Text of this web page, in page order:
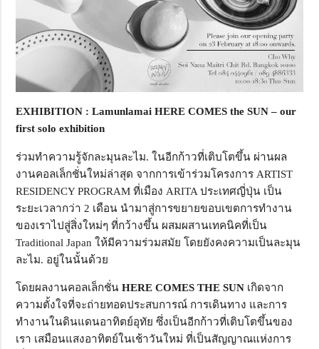
EXHIBITION : Lamunlamai HERE COMES the SUN – our
first solo exhibition
ร่วมทำความรู้จักละมุนละไม. ในอีกก้าวที่เติบโตขึ้น ผ่านผล
งานคอลเล็กชั่นใหม่ล่าสุด จากการเข้าร่วมโครงการ ARTIST
RESIDENCY PROGRAM ที่เมือง ARITA ประเทศญี่ปุ่น เป็น
ระยะเวลากว่า 2 เดือน นำมาสู่การขยายขอบเขตการทำงาน
ของเราไปสู่สิ่งใหม่ๆ ที่กว้างขึ้น ผสมผสานเทคนิคที่เป็น
Traditional Japan ให้มีความร่วมสมัย โดยยังคงความเป็นละมุน
ละไม. อยู่ในนั้นด้วย
โดยผลงานคอลเล็กชั่นHERE COMES THE SUN เกิดจาก
ความตั้งใจที่จะถ่ายทอดประสบการณ์ การเดินทาง และการ
ทำงานในดินแดนอาทิตย์อุทัย ซึ่งเป็นอีกก้าวที่เติบโตขึ้นของ
เรา เสมือนแสงอาทิตย์ในเช้าวันใหม่ ที่เป็นสัญญาณแห่งการ